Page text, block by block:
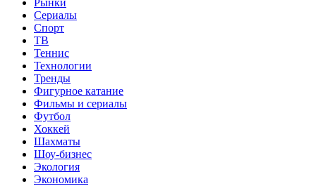
Сериалы
Спорт
ТВ
Теннис
Технологии
Тренды
Фигурное катание
Фильмы и сериалы
Футбол
Хоккей
Шахматы
Шоу-бизнес
Экология
Экономика